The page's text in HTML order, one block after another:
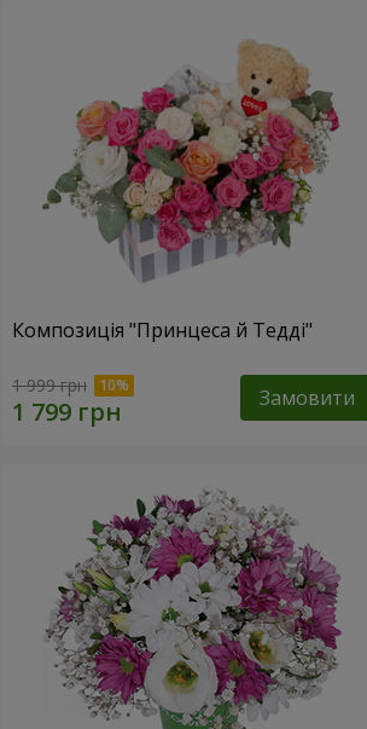
Композиція "Принцеса й Тедді"
1 999 грн Замовити